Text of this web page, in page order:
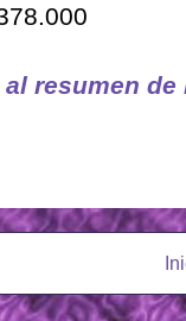
al resumen